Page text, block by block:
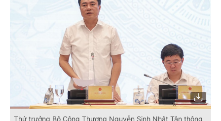
Thứ trưởng Bộ Công Thương Nguyễn Sinh Nhật Tân thông